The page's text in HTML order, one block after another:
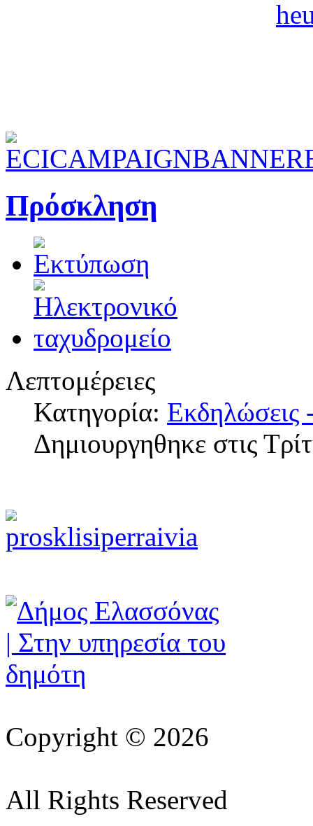
Πρόσκληση
Λεπτομέρειες
Κατηγορία: Εκδηλώσεις
Δημιουργηθηκε στις
Copyright © 2026
All Rights Reserved